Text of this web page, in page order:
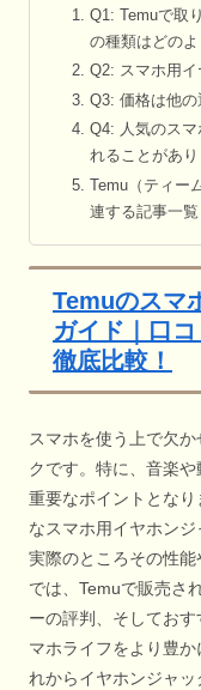
Q1: Temuで取
の種類はどの
Q2: スマホ用
Q3: 価格は他の
Q4: 人気のス
れることがあり
Temu（ティー
連する記事一覧
Temuのスマ
ガイド｜口
徹底比較！
スマホを使う上で欠
クです。特に、音楽
重要なポイントとな
なスマホ用イヤホンジ
実際のところその性
では、Temuで販売さ
ーの評判、そしてお
マホライフをより豊
れからイヤホンジャ